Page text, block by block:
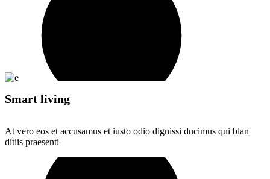
Smart living
At vero eos et accusamus et iusto odio dignissi ducimus qui blan
ditiis praesenti